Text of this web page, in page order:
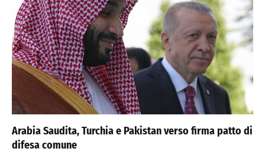
Arabia Saudita, Turchia e Pakistan verso firma patto di
difesa comune